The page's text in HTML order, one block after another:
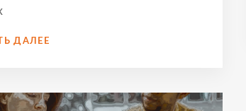
ДАЛЕЕПОЛУЧИТЕ
КАК
ВЕРНУТЬ